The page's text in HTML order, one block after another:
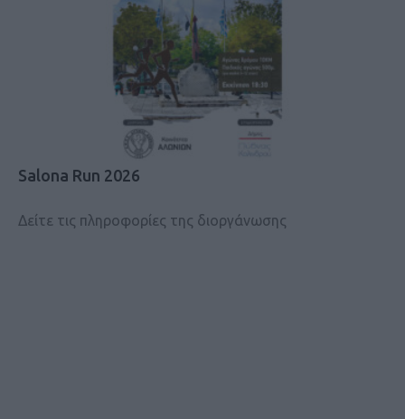
Salona Run 2026
Δείτε τις πληροφορίες της διοργάνωσης